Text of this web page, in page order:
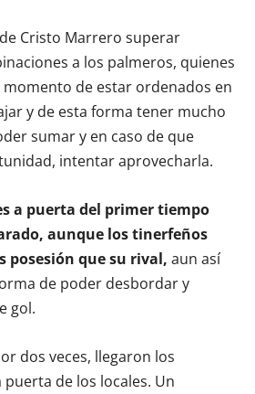
Cristo Marrero superar
a los palmeros, quienes
de estar ordenados en
y de esta forma tener mucho
sumar y en caso de que
intentar aprovecharla.
a puerta del primer tiempo
aunque los tinerfeños
posesión que su rival, aun así
de poder desbordar y
gol.
dos veces, llegaron los
de los locales. Un